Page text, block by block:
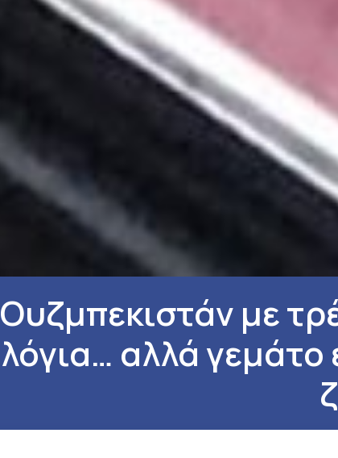
Ουζμπεκιστάν με
λόγια… αλλά γεμάτο